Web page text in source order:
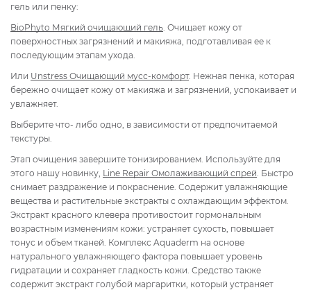
гель или пенку:
BioPhyto Мягкий очищающий гель . Очищает кожу от
поверхностных загрязнений и макияжа, подготавливая ее к
последующим этапам ухода.
Или Unstress Очищающий мусс-комфорт. Нежная пенка, которая
бережно очищает кожу от макияжа и загрязнений, успокаивает и
увлажняет.
Выберите что- либо одно, в зависимости от предпочитаемой
текстуры.
Этап очищения завершите тонизированием. Используйте для
этого нашу новинку, Line Repair Омолаживающий спрей . Быстро
снимает раздражение и покраснение. Содержит увлажняющие
вещества и растительные экстракты с охлаждающим эффектом.
Экстракт красного клевера противостоит гормональным
возрастным изменениям кожи: устраняет сухость, повышает
тонус и объем тканей. Комплекс Aquaderm на основе
натурального увлажняющего фактора повышает уровень
гидратации и сохраняет гладкость кожи. Средство также
содержит экстракт голубой маргаритки, который устраняет